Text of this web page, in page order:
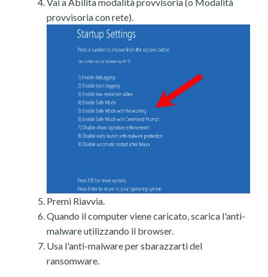
Vai a Abilita modalità provvisoria (o Modalità
provvisoria con rete).
Premi Riavvia.
Quando il computer viene caricato, scarica l'anti-
malware utilizzando il browser.
Usa l'anti-malware per sbarazzarti del
ransomware.